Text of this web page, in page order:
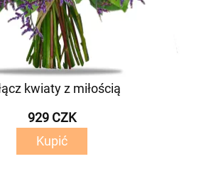
kwiaty z miłością
929 CZK
Kupić